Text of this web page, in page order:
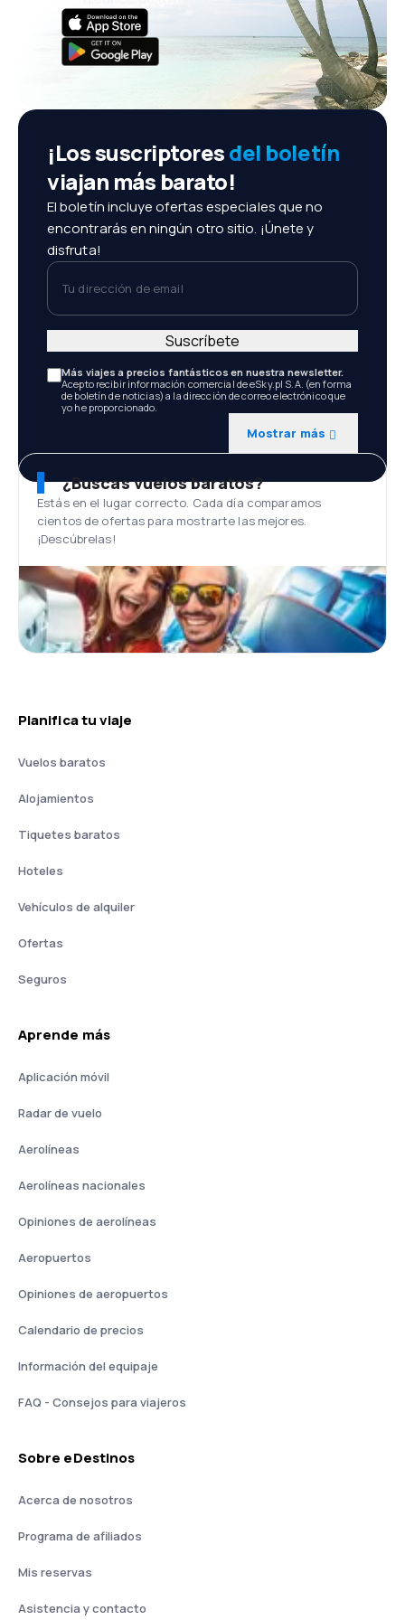
¡Los suscriptoresdel boletín
viajan más barato!
El boletín incluye ofertas especiales que no
encontrarás en ningún otro sitio. ¡Únete y
disfruta!
Tu dirección de email
Más viajes a precios fantásticos en nuestra newsletter.
Acepto recibir información comercial de eSky.pl S.A. (en forma
de boletín de noticias) a la dirección de correo electrónico que
yo he proporcionado.
Mostrar más
Suscríbete
¿Buscas vuelos baratos?
Estás en el lugar correcto. Cada día comparamos
cientos de ofertas para mostrarte las mejores.
¡Descúbrelas!
Planifica tu viaje
Vuelos baratos
Alojamientos
Tiquetes baratos
Hoteles
Vehículos de alquiler
Ofertas
Seguros
Aprende más
Aplicación móvil
Radar de vuelo
Aerolíneas
Aerolíneas nacionales
Opiniones de aerolíneas
Aeropuertos
Opiniones de aeropuertos
Calendario de precios
Información del equipaje
FAQ - Consejos para viajeros
Sobre eDestinos
Acerca de nosotros
Programa de afiliados
Mis reservas
Asistencia y contacto